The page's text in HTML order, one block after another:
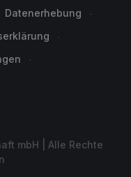
Datenerhebung
mbH | Alle Rechte